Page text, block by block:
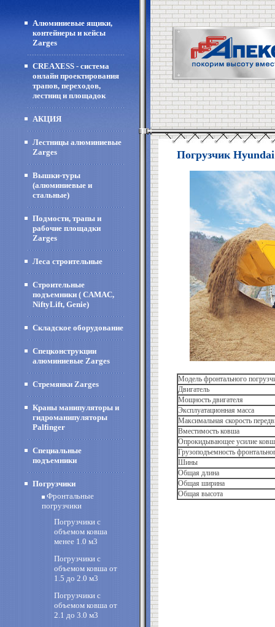
Алюминиевые ящики,
контейнеры и кейсы
Zarges
CREAXESS - система
онлайн проектирования
трапов, переходов,
лестниц и площадок
АКЦИЯ
Лестницы алюминиевые
Zarges
Вышки-туры
(алюминиевые и
стальные)
Подмости, трапы и
рабочие площадки
Zarges
Леса строительные
Строительные
подъемники ( CAMAC,
NiftyLift, Genie)
Складское оборудование
Спецконструкции
алюминиевые Zarges
Стремянки Zarges
Краны манипуляторы и
гидроманипуляторы
Palfinger
Специальные
подъемники
Погрузчики
Фронтальные
погрузчики
Погрузчики с
объемом ковша
менее 1.0 м3
Погрузчики с
объемом ковша от
1.5 до 2.0 м3
Погрузчики с
объемом ковша от
2.1 до 3.0 м3
Погрузчик
Модель фронтального
Двигатель
Мощность двигателя
Эксплуатационная масса
Максимальная скорость
Вместимость ковша
Опрокидывающее усилие
Грузоподъемность
Шины
Общая длина
Общая ширина
Общая высота